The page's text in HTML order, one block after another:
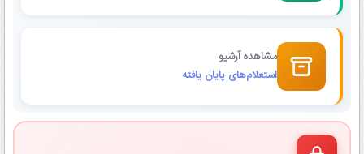
مشاهده آرشیو
استعلام‌های پایان یافته